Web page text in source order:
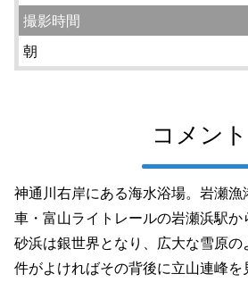
撮影時間
朝
コメント
神通川右岸にある海水浴場。岩瀬
車・富山ライトレールの岩瀬浜駅
砂浜は銀世界となり、広大な雪原
件がよければその背後に立山連峰を